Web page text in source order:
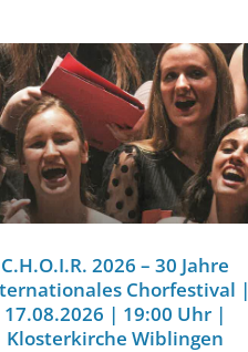
C.H.O.I.R. 2026 – 30 Jahre
Chorfestival |
17.08.2026 | 19:00 Uhr |
Klosterkirche Wiblingen